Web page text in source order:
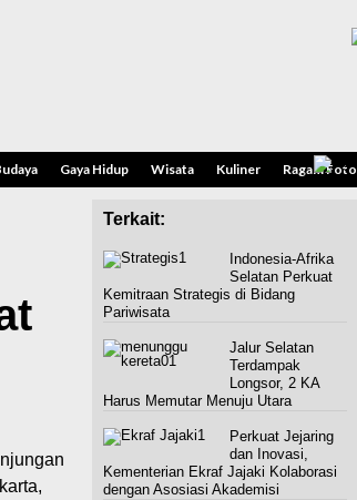
Gaya Hidup Wisata Kuliner Ragam Foto
Terkait:
Indonesia-Afrika
Selatan Perkuat
Kemitraan Strategis di Bidang
Pariwisata
Jalur Selatan
Terdampak
Longsor, 2 KA
Harus Memutar Menuju Utara
Perkuat Jejaring
dan Inovasi,
Kementerian Ekraf Jajaki Kolaborasi
dengan Asosiasi Akademisi